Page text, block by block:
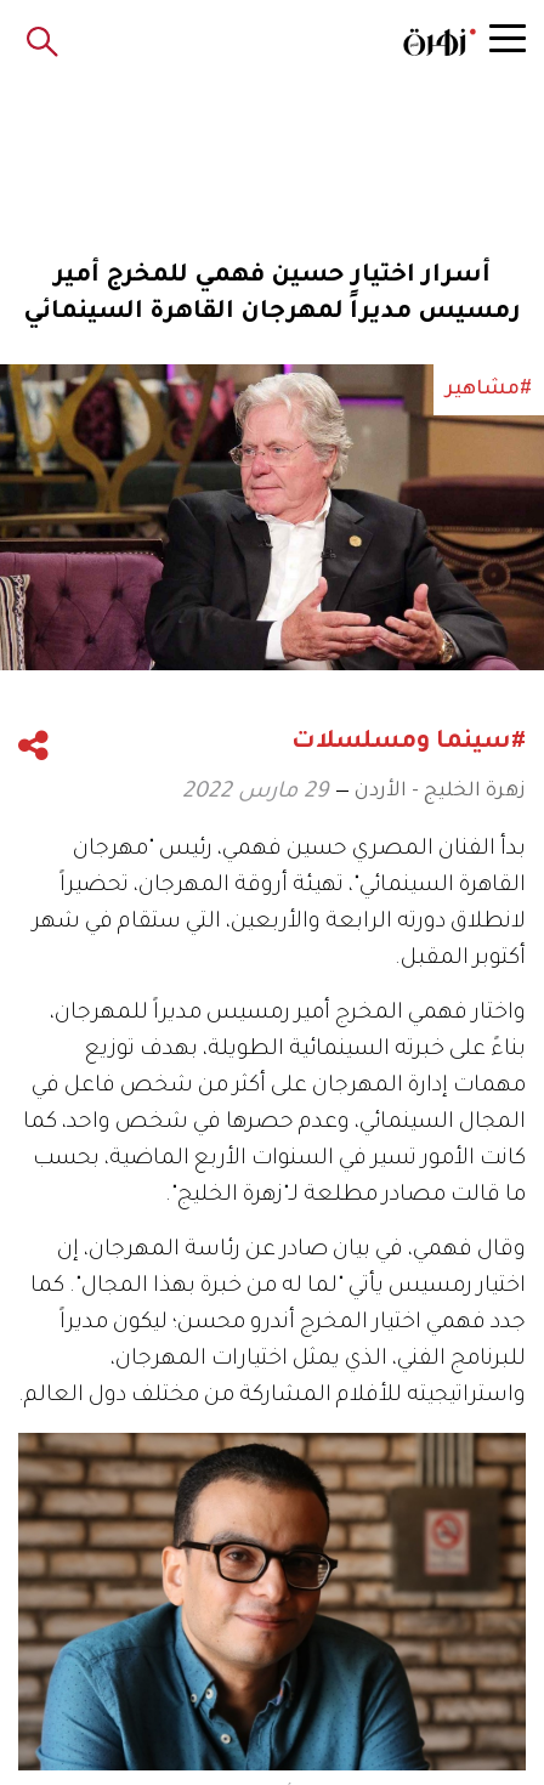
أسرار اختيار حسين فهمي للمخرج أمير
رمسيس مديراً لمهرجان القاهرة السينمائي
#مشاهير
#سينما ومسلسلات
زهرة الخليج - الأردن 29 مارس 2022
بدأ الفنان المصري حسين فهمي، رئيس "مهرجان
القاهرة السينمائي"، تهيئة أروقة المهرجان، تحضيراً
لانطلاق دورته الرابعة والأربعين، التي ستقام في شهر
أكتوبر المقبل.
واختار فهمي المخرج أمير رمسيس مديراً للمهرجان،
بناءً على خبرته السينمائية الطويلة، بهدف توزيع
مهمات إدارة المهرجان على أكثر من شخص فاعل في
المجال السينمائي، وعدم حصرها في شخص واحد، كما
كانت الأمور تسير في السنوات الأربع الماضية، بحسب
ما قالت مصادر مطلعة لـ"زهرة الخليج".
وقال فهمي، في بيان صادر عن رئاسة المهرجان، إن
اختيار رمسيس يأتي "لما له من خبرة بهذا المجال". كما
جدد فهمي اختيار المخرج أندرو محسن؛ ليكون مديراً
للبرنامج الفني، الذي يمثل اختيارات المهرجان،
واستراتيجيته للأفلام المشاركة من مختلف دول العالم.